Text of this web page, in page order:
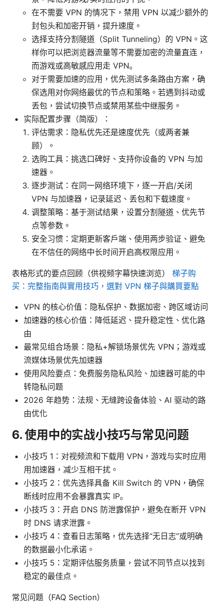
在不需要 VPN 的情况下，禁用 VPN 以减少额外的
封包头和加密开销，提升速度。
选择支持分割隧道（Split Tunneling）的 VPN。这
样你可以把浏览器流量等不需要加密的流量直连，
而游戏或高敏感应用走 VPN。
对于需要加速的应用，优先测试多条路由方案，确
保选用对你网络最优的节点和策略。若遇到抖动或
丢包，尝试切换节点或禁用某些中继服务。
实际配置步骤（简版）：
评估需求：隐私优先还是速度优先（或两者兼
顾）。
选购工具：挑选口碑好、支持你设备的 VPN 与加
速器。
逐步测试：在同一网络环境下，逐一开启/关闭
VPN 与加速器，记录延迟、丢包和下载速度。
调整策略：基于测试结果，设置分割隧道、优先节
点等参数。
安全习惯：定期更新客户端、使用两步验证、避免
在不信任的网络中长时间开启高权限应用。
表格形式的要点回顾（供视频字幕快速浏览） 梯子购
买：完整指南與實用技巧，選對 VPN 梯子與購買要點
VPN 的核心价值：隐私保护、数据加密、跨区域访问
加速器的核心价值：降低延迟、提升稳定性、优化路
由
最常见组合场景：隐私+解锁场景优先 VPN；游戏或
流媒体场景优先加速器
使用风险要点：免费服务隐私风险、加速器可能的中
转隐私问题
2026 年趋势：法规、无缝跨设备体验、AI 驱动的路
由优化
6. 使用中的实战小技巧与常见问题
小技巧 1：对视频流和下载用 VPN，游戏与实时应用
用加速器，减少互相干扰。
小技巧 2：优先选择具备 Kill Switch 的 VPN，确保
断线时应用不会暴露真实 IP。
小技巧 3：开启 DNS 防泄露保护，避免在断开 VPN
时 DNS 请求泄露。
小技巧 4：查看日志策略，优先选择“无日志”或明确
的数据最小化承诺。
小技巧 5：定期评估服务质量，尝试不同节点以找到
稳定的最佳点。
常见问题（FAQ Section）